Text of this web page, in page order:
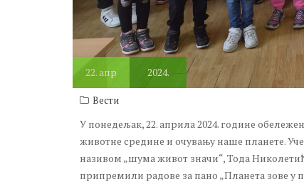
22.апр 2024.
Вести
У понедељак, 22. априла 2024. године
животне средине и очувању наше планете.
називом „шума живот значи“, Тода
припремили радове за пано „Планета зове у